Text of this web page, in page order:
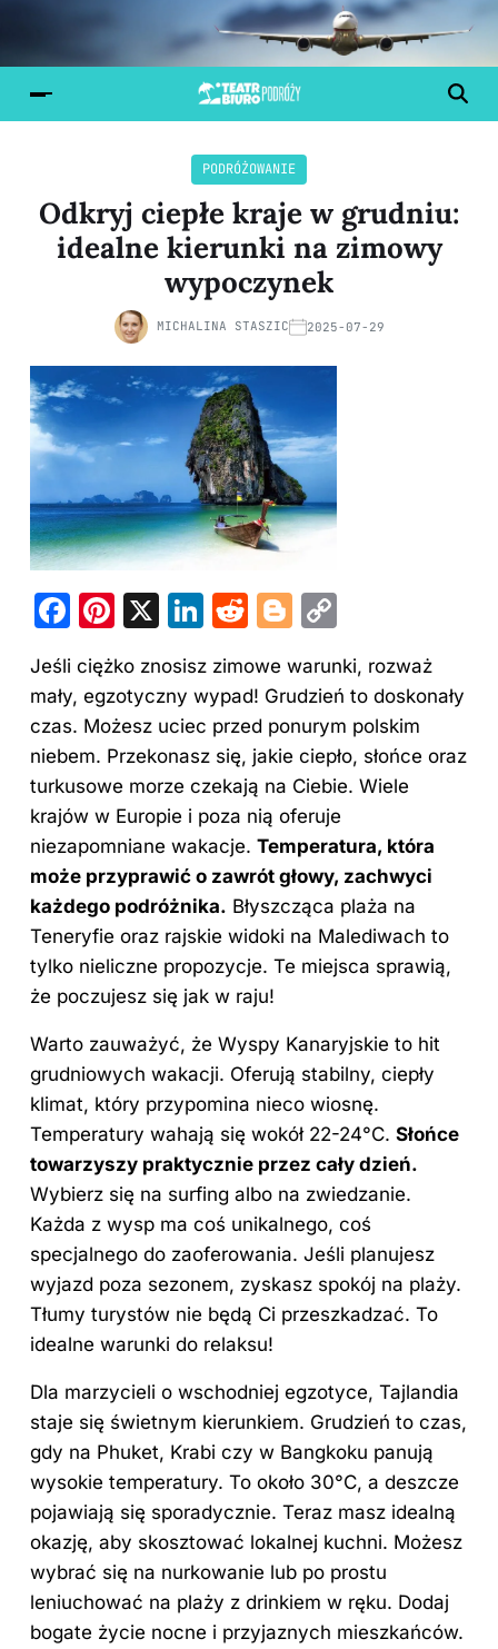
PODRÓŻOWANIE
Odkryj ciepłe kraje w grudniu:
idealne kierunki na zimowy
wypoczynek
MICHALINA STASZIC 2025-07-29
F
c
e
b
o
o
k
Pi
er
e
st
X
Li
k
e
dI
n
R
d
di
t
Bl
g
g
er
p
y
Li
n
k
Jeśli ciężko znosisz zimowe warunki, rozważ
mały, egzotyczny wypad! Grudzień to doskonały
czas. Możesz uciec przed ponurym polskim
niebem. Przekonasz się, jakie ciepło, słońce oraz
turkusowe morze czekają na Ciebie. Wiele
krajów w Europie i poza nią oferuje
niezapomniane wakacje. Temperatura, która
może przyprawić o zawrót głowy, zachwyci
każdego podróżnika. Błyszcząca plaża na
Teneryfie oraz rajskie widoki na Malediwach to
tylko nieliczne propozycje. Te miejsca sprawią,
że poczujesz się jak w raju!
Warto zauważyć, że Wyspy Kanaryjskie to hit
grudniowych wakacji. Oferują stabilny, ciepły
klimat, który przypomina nieco wiosnę.
Temperatury wahają się wokół 22-24°C. Słońce
towarzyszy praktycznie przez cały dzień.
Wybierz się na surfing albo na zwiedzanie.
Każda z wysp ma coś unikalnego, coś
specjalnego do zaoferowania. Jeśli planujesz
wyjazd poza sezonem, zyskasz spokój na plaży.
Tłumy turystów nie będą Ci przeszkadzać. To
idealne warunki do relaksu!
Dla marzycieli o wschodniej egzotyce, Tajlandia
staje się świetnym kierunkiem. Grudzień to czas,
gdy na Phuket, Krabi czy w Bangkoku panują
wysokie temperatury. To około 30°C, a deszcze
pojawiają się sporadycznie. Teraz masz idealną
okazję, aby skosztować lokalnej kuchni. Możesz
wybrać się na nurkowanie lub po prostu
leniuchować na plaży z drinkiem w ręku. Dodaj
bogate życie nocne i przyjaznych mieszkańców.